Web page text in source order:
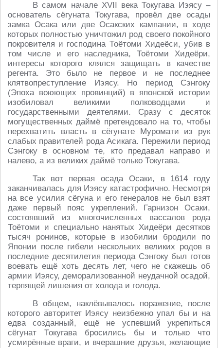
В самом начале XVII века Токугава Иэясу –
основатель сёгуната Токугава, провёл две осады
замка Осака или две Осакских кампании, в ходе
которых полностью уничтожил род своего покойного
покровителя и господина Тоётоми Хидеёси, убив в
том числе и его наследника, Тоётоми Хидеёри,
интересы которого клялся защищать в качестве
регента. Это было не первое и не последнее
клятвопреступление Иэясу. Но период Сэнгоку
(Эпоха воюющих провинций) в японской истории
изобиловал великими полководцами и
государственными деятелями. Сразу с десяток
могущественных даймё претендовало на то, чтобы
перехватить власть в сёгунате Муромати из рук
слабых правителей рода Асикага. Пережили период
Сэнгоку в основном те, кто предавал направо и
налево, а из великих даймё только Токугава.
Так вот первая осада Осаки, в 1614 году
заканчивалась для Иэясу катастрофично. Несмотря
на все усилия сёгуна и его генералов не был взят
даже первый пояс укреплений. Гарнизон Осаки,
состоявший из многочисленных вассалов рода
Тоётоми и специально нанятых Хидеёри десятков
тысяч ронинов, которые в изобилии бродили по
Японии после гибели нескольких великих родов в
последние десятилетия периода Сэнгоку был готов
воевать ещё хоть десять лет, чего не скажешь об
армии Иэясу, деморализованной неудачной осадой,
терпящей лишения от холода и голода.
В общем, наклёвывалось поражение, после
которого авторитет Иэясу неизбежно упал бы и на
едва созданный, ещё не успевший укрепиться
сёгунат Токугава бросились бы и только что
усмирённые враги, и вчерашние друзья, желающие